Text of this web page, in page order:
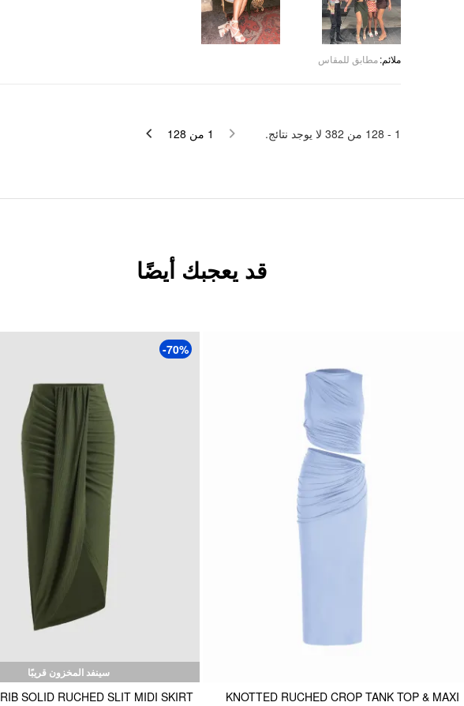
ملائم:مطابق للمقاس
1 -
128 من 382 لا يوجد نتائج. 1 من 128
قد يعجبك أيضًا
KNOTTED RUCHED CROP TANK TOP & MAXI
-70%
سينفد المخزون قريبًا
RIB SOLID RUCHED SLIT MIDI SKIRT